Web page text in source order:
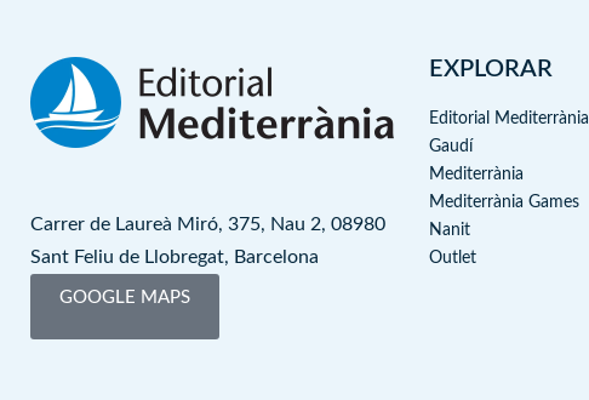
Carrer de Laureà Miró, 375, Nau 2, 08980
Sant Feliu de Llobregat, Barcelona
GOOGLE MAPS
EXPLORAR
Editorial Mediterrània
Gaudí
Mediterrània
Mediterrània Games
Nanit
Outlet